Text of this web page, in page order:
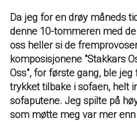
Da jeg for en drøy måneds
denne 10-tommeren med
oss heller si de
komposisjonene "Stakkars
Oss", for første gang, ble
trykket tilbake i sofaen, helt
sofaputene. Jeg spilte på
som møtte meg var mer